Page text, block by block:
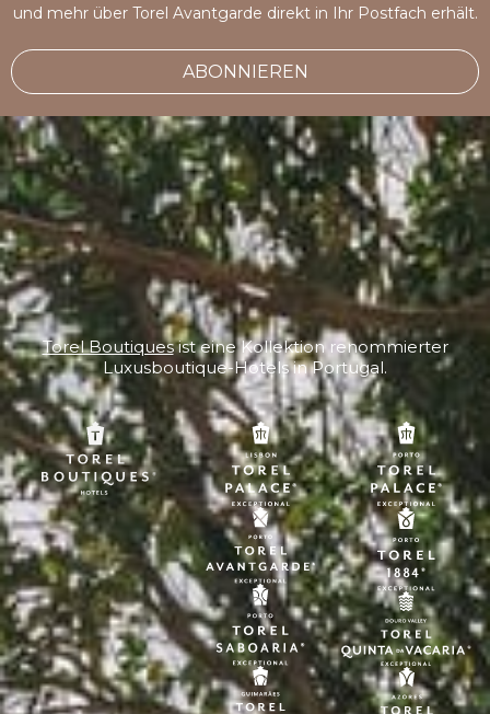
und mehr über Torel Avantgarde direkt in Ihr Postfach erhält.
ABONNIEREN
Torel Boutiquesist eine Kollektion renommierter
Luxusboutique-Hotels in Portugal.